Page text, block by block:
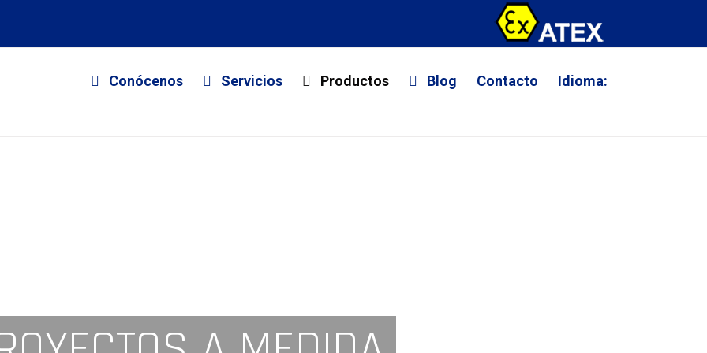
Conócenos Servicios Productos Blog Contacto Idioma: